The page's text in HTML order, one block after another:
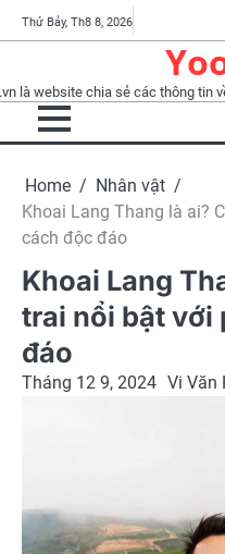
to
Thứ Bảy, Th8 8, 2026
quan
là website chia sẻ các thông tin
Home
Nhân vật
Khoai Lang Thang là ai?
cách độc đáo
Khoai Lang
trai nổi bật với
đáo
Tháng 12 9, 2024 Vi Văn